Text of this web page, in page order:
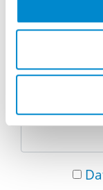
Nachricht